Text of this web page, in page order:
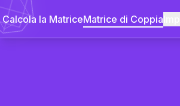
Calcola la MatriceMatrice di Coppia